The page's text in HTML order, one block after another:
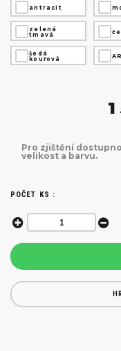
antracit
zelená
tmavá
šedá
kouřová
Pro zjištění
velikost a barvu.
POČET KS :